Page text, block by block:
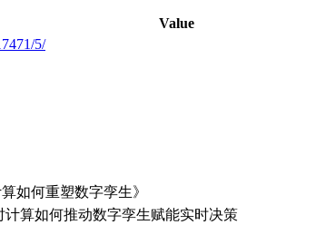
Value
5/
如何重塑数字孪生》
算如何推动数字孪生赋能实时决策